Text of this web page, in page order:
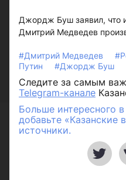
Джордж Буш заявил, что
Дмитрий Медведев
#Дмитрий Медведев
Путин
#Джордж Буш
Следите за самым
Telegram-канале
Больше интересного
добавьте «Казанские
источники.